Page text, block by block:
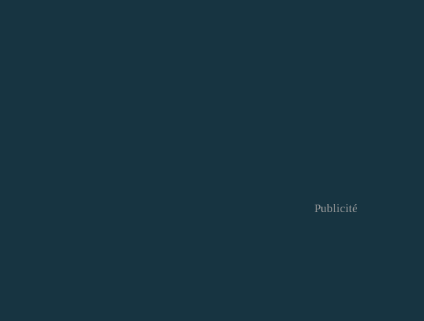
Publicité